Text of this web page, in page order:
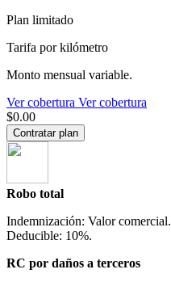
Plan limitado
Tarifa por kilómetro
Monto mensual variable.
Ver cobertura Ver cobertura
$0.00
Contratar plan
Robo total
Indemnización: Valor comercial.
Deducible: 10%.
RC por daños a terceros